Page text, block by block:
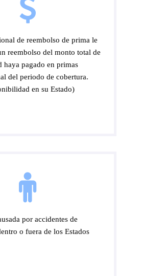
de reembolso de prima le
reembolso del monto total de
haya pagado en primas
del periodo de cobertura.
en su Estado)
por accidentes de
o fuera de los Estados